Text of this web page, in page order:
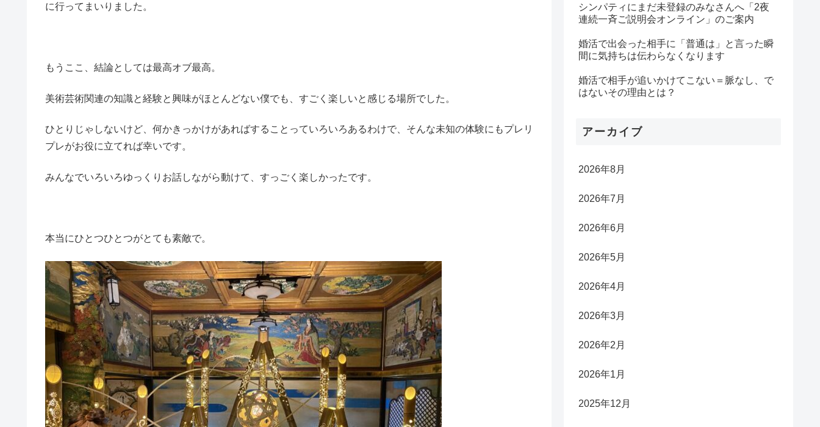
に行ってまいりました。
もうここ、結論としては最高オブ最高。
美術芸術関連の知識と経験と興味がほとんどない僕でも、すごく楽しいと感じる場所でした。
ひとりじゃしないけど、何かきっかけがあればすることっていろいろあるわけで、そんな未知の体験にもプレリ
プレがお役に立てれば幸いです。
みんなでいろいろゆっくりお話しながら動けて、すっごく楽しかったです。
本当にひとつひとつがとても素敵で。
シンパティにまだ未登録のみなさんへ「2夜
連続一斉ご説明会オンライン」のご案内
婚活で出会った相手に「普通は」と言った瞬
間に気持ちは伝わらなくなります
婚活で相手が追いかけてこない＝脈なし、で
はないその理由とは？
アーカイブ
2026年8月
2026年7月
2026年6月
2026年5月
2026年4月
2026年3月
2026年2月
2026年1月
2025年12月